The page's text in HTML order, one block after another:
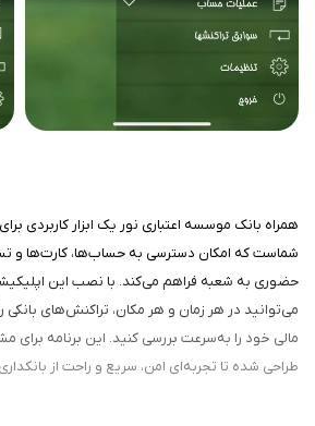
همراه بانک موسسه اعتباری نور یک ابزار کاربردی
شماست که امکان دسترسی به حساب‌ها، کارت‌ها و
حضوری به شعبه فراهم می‌کند. با نصب این
می‌توانید در هر زمان و هر مکان، تراکنش‌های
مالی خود را به‌سرعت بررسی کنید. این برنامه برای
طراحی شده تا تجربه‌ای امن، سریع و راحت از